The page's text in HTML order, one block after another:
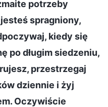
potrzeby
spragniony,
kiedy się
po długim siedzeniu,
przestrzegaj
dziennie i żyj
Oczywiście